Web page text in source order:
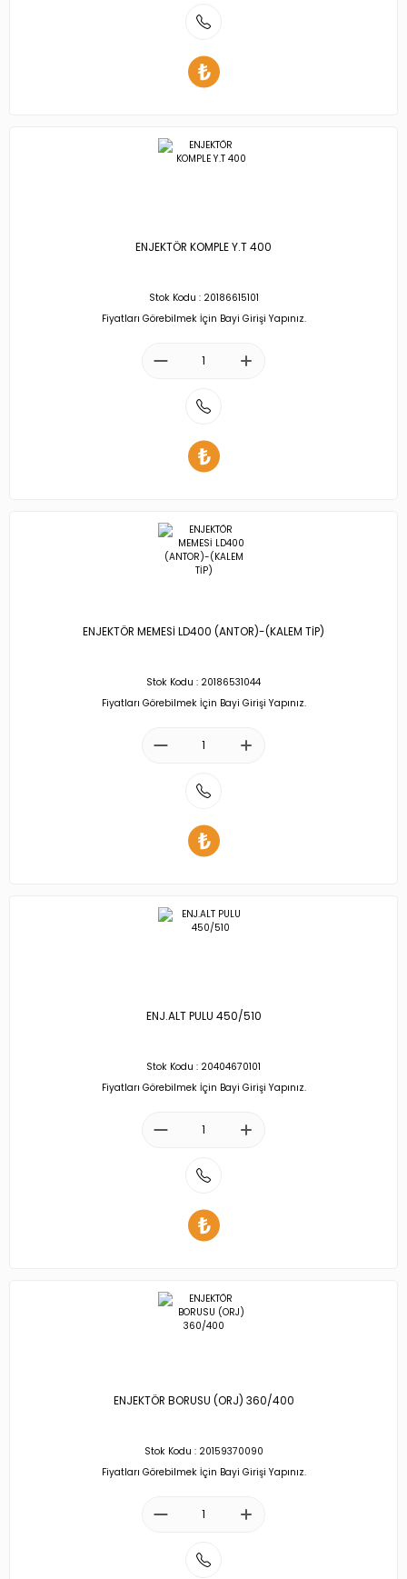
ENJEKTÖR KOMPLE Y.T 400
Stok Kodu : 20186615101
Fiyatları Görebilmek İçin Bayi Girişi Yapınız.
ENJEKTÖR MEMESİ LD400 (ANTOR)-(KALEM TİP)
Stok Kodu : 20186531044
Fiyatları Görebilmek İçin Bayi Girişi Yapınız.
ENJ.ALT PULU 450/510
Stok Kodu : 20404670101
Fiyatları Görebilmek İçin Bayi Girişi Yapınız.
ENJEKTÖR BORUSU (ORJ) 360/400
Stok Kodu : 20159370090
Fiyatları Görebilmek İçin Bayi Girişi Yapınız.